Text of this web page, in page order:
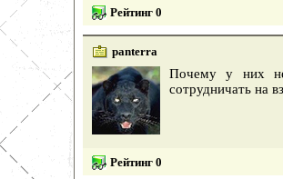
Рейтинг 0
panterra
Почему у них
сотрудничать на
Рейтинг 0